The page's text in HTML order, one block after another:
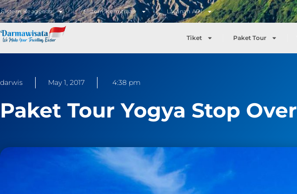
Sistem Keagenan Sistem Kemitraan Layanan API
Tiket Paket Tour
darwis May 1, 2017 4:38 pm
Paket Tour Yogya Stop Over